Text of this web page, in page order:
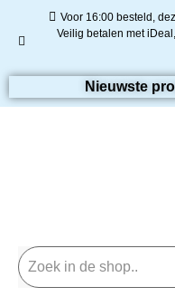
Voor 16:00 besteld,
Veilig betalen met
Nieuwste